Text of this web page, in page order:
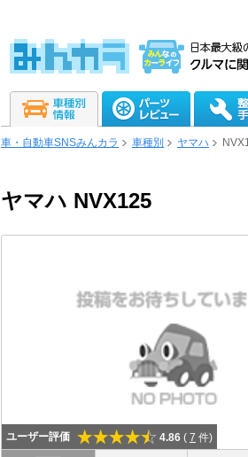
車・自動車SNSみんカラ 車種別 ヤマハ
ヤマハ NVX125
ユーザー評価 4.86 ( 7 件)